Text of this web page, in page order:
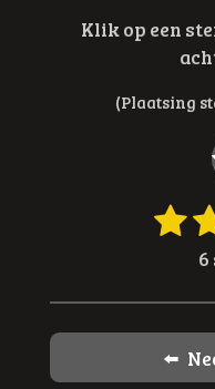
Klik op een
(Plaatsing
i
n
:
1
t
e
r
2
s
t
e
r
6
⬅️